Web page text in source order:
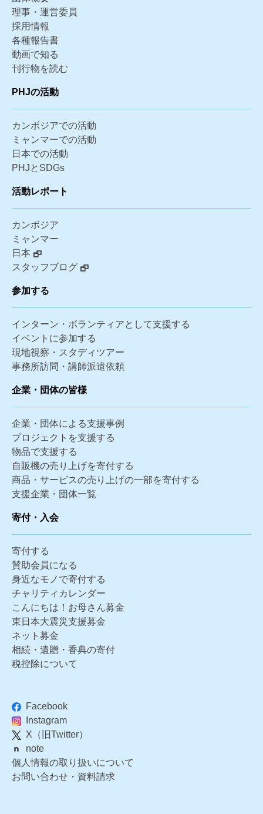
理事・運営委員
採用情報
各種報告書
動画で知る
刊行物を読む
PHJの活動
カンボジアでの活動
ミャンマーでの活動
日本での活動
PHJとSDGs
活動レポート
カンボジア
ミャンマー
日本
スタッフブログ
参加する
インターン・ボランティアとして支援する
イベントに参加する
現地視察・スタディツアー
事務所訪問・講師派遣依頼
企業・団体の皆様
企業・団体による支援事例
プロジェクトを支援する
物品で支援する
自販機の売り上げを寄付する
商品・サービスの売り上げの一部を寄付する
支援企業・団体一覧
寄付・入会
寄付する
賛助会員になる
身近なモノで寄付する
チャリティカレンダー
こんにちは！お母さん募金
東日本大震災支援募金
ネット募金
相続・遺贈・香典の寄付
税控除について
Facebook
Instagram
X（旧Twitter）
note
個人情報の取り扱いについて
お問い合わせ・資料請求